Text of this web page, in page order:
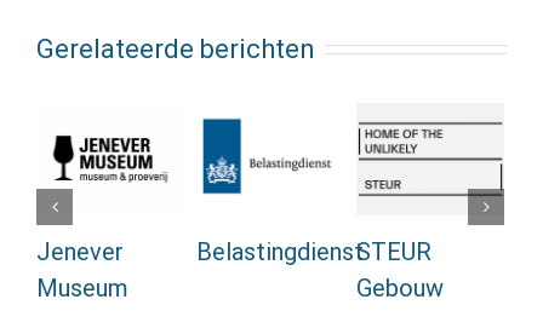
Gerelateerde berichten
Jenever
Museum
BelastingdienstSTEUR
Gebouw